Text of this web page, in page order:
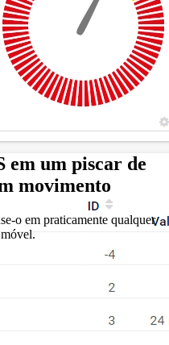
em um piscar de
movimento
o em praticamente qualquer